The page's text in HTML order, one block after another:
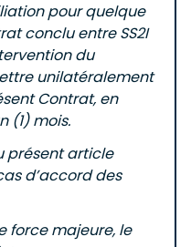
pour quelque
conclu entre SS2I
du
unilatéralement
Contrat, en
(1) mois.
présent article
d’accord des
force majeure, le